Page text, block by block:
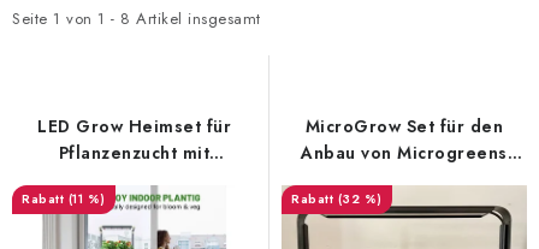
t
P
r
Seite 1 von 1 - 8 Artikel insgesamt
d
o
r
LED Grow Heimset für
Pflanzenzucht mit
Beleuchtung
(11 %)
MicroGrow Set für den
Anbau von Microgreens
16W
(32 %)